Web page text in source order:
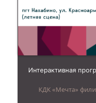
Интерактивная
КДК «Мечта»